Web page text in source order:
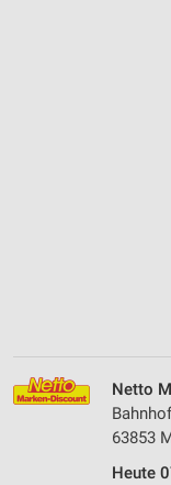
Netto
63853
Heute